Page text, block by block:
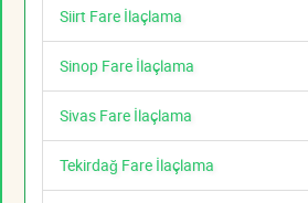
Siirt Fare İlaçlama
Sinop Fare İlaçlama
Sivas Fare İlaçlama
Tekirdağ Fare İlaçlama